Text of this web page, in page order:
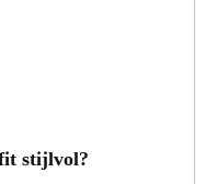
stijlvol?